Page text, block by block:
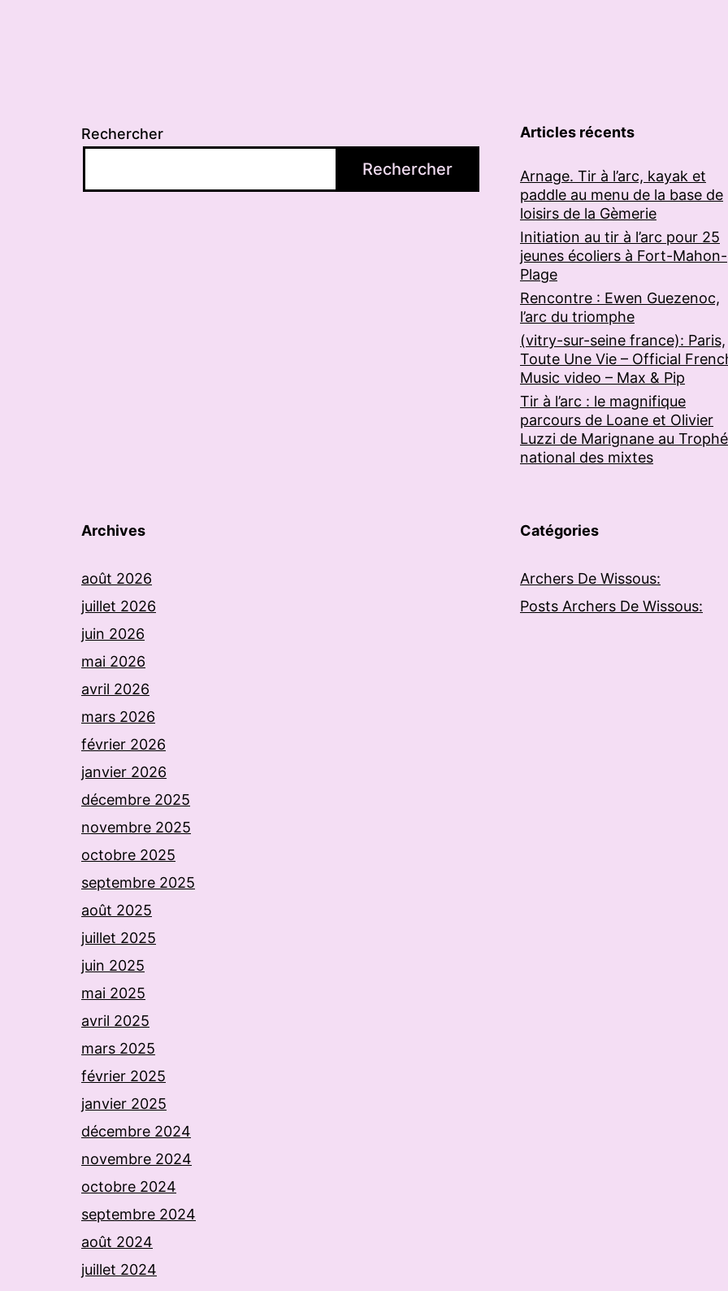
Rechercher
Rechercher
Articles récents
Arnage. Tir à l’arc, kayak et
paddle au menu de la base de
loisirs de la Gèmerie
Initiation au tir à l’arc pour 25
jeunes écoliers à Fort-Mahon-
Plage
Rencontre : Ewen Guezenoc,
l’arc du triomphe
(vitry-sur-seine france): Paris,
Toute Une Vie – Official
Music video – Max & Pip
Tir à l’arc : le magnifique
parcours de Loane et Olivier
Luzzi de Marignane au
national des mixtes
Archives
août 2026
juillet 2026
juin 2026
mai 2026
avril 2026
mars 2026
février 2026
janvier 2026
décembre 2025
novembre 2025
octobre 2025
septembre 2025
août 2025
juillet 2025
juin 2025
mai 2025
avril 2025
mars 2025
février 2025
janvier 2025
décembre 2024
novembre 2024
octobre 2024
septembre 2024
août 2024
juillet 2024
Catégories
Archers De Wissous:
Posts Archers De Wissous: